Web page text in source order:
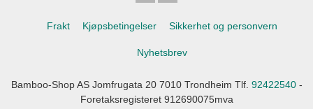
Frakt Kjøpsbetingelser Sikkerhet og personvern
Nyhetsbrev
Bamboo-Shop AS Jomfrugata 20 7010 Trondheim Tlf. 92422540-
Foretaksregisteret 912690075mva